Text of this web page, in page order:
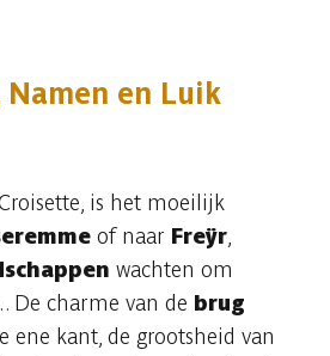
en Luik
Croisette, is het moeilijk
of naar Freÿr
wachten om
De charme van de brug
ene kant, de grootsheid van